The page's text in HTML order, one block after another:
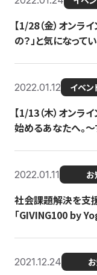
【1/28（金）オンラ
の？」と気になって
2022.01.12 イベン
【1/13（木）オンラ
始めるあなたへ。
2022.01.11 お
社会課題解決を支
「GIVING100 by
2021.12.24